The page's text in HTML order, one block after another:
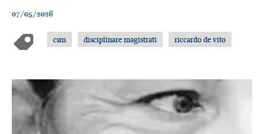
07/05/2026
csm disciplinare magistrati riccardo de vito